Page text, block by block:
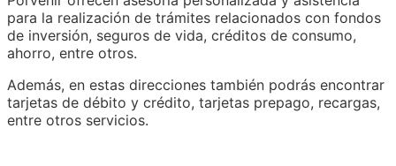
para la realización de trámites relacionados con fondos
de inversión, seguros de vida, créditos de consumo,
ahorro, entre otros.
Además, en estas direcciones también podrás encontrar
tarjetas de débito y crédito, tarjetas prepago, recargas,
entre otros servicios.